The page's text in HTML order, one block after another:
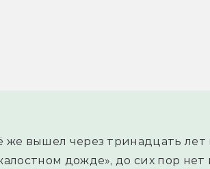
же вышел через тринадцать лет
дожде», до сих пор нет